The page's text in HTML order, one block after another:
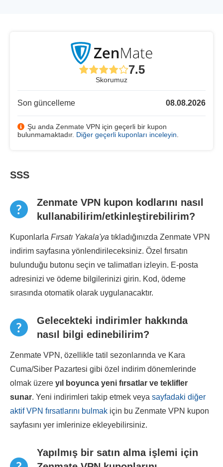
7.5
Skorumuz
Son güncelleme 08.08.2026
Şu anda Zenmate VPN için geçerli bir kupon
bulunmamaktadır. Diğer geçerli kuponları inceleyin
SSS
Zenmate VPN kupon kodlarını nasıl
kullanabilirim/etkinleştirebilirim?
Kuponlarla Fırsatı Yakala'ya tıkladığınızda Zenmate VPN
indirim sayfasına yönlendirileceksiniz. Özel fırsatın
bulunduğu butonu seçin ve talimatları izleyin. E-posta
adresinizi ve ödeme bilgilerinizi girin. Kod, ödeme
sırasında otomatik olarak uygulanacaktır.
Gelecekteki indirimler hakkında
nasıl bilgi edinebilirim?
Zenmate VPN, özellikle tatil sezonlarında ve Kara
Cuma/Siber Pazartesi gibi özel indirim dönemlerinde
olmak üzere yıl boyunca yeni fırsatlar ve teklifler
sunar. Yeni indirimleri takip etmek veya sayfadaki diğer
aktif VPN fırsatlarını bulmak için bu Zenmate VPN kupon
sayfasını yer imlerinize ekleyebilirsiniz.
Yapılmış bir satın alma işlemi için